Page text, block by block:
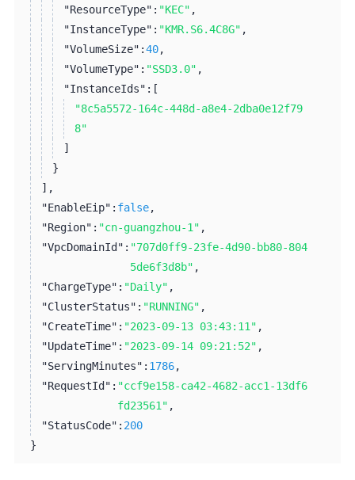
"ResourceType": "KEC" ,
"InstanceType": "KMR.S6.4C8G" ,
"VolumeSize":40,
"VolumeType": "SSD3.0" ,
"InstanceIds": [
"8c5a5572-164c-448d-a8e4-2dba0e12f79
8"
]
}
] ,
"EnableEip": false,
"Region": "cn-guangzhou-1" ,
"VpcDomainId": "707d0ff9-23fe-4d90-bb80-804
5de6f3d8b" ,
"ChargeType": "Daily" ,
"ClusterStatus": "RUNNING" ,
"CreateTime": "2023-09-13 03:43:11" ,
"UpdateTime": "2023-09-14 09:21:52" ,
"ServingMinutes": 1786,
"RequestId": "ccf9e158-ca42-4682-acc1-13df6
fd23561" ,
"StatusCode": 200
}